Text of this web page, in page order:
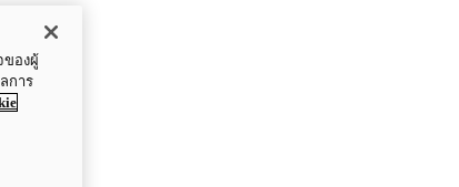
ของผู้
การ